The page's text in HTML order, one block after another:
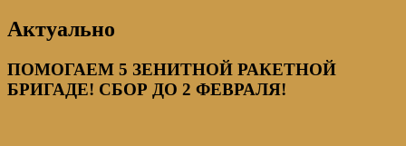
Актуально
ПОМОГАЕМ 5 ЗЕНИТНОЙ РАКЕТНОЙ
БРИГАДЕ! СБОР ДО 2 ФЕВРАЛЯ!